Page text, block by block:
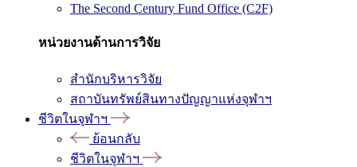
The Second Century Fund Office (C2F)
หน่วยงานด้านการวิจัย
สำนักบริหารวิจัย
สถาบันทรัพย์สินทางปัญญาแห่งจุฬาฯ
ชีวิตในจุฬาฯ
ย้อนกลับ
ชีวิตในจุฬาฯ